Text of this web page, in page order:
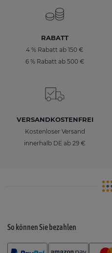
RABATT
4 % Rabatt ab 150 €
6 % Rabatt ab 500 €
VERSANDKOSTENFREI
Kostenloser Versand
innerhalb DE ab 29 €
So können Sie bezahlen